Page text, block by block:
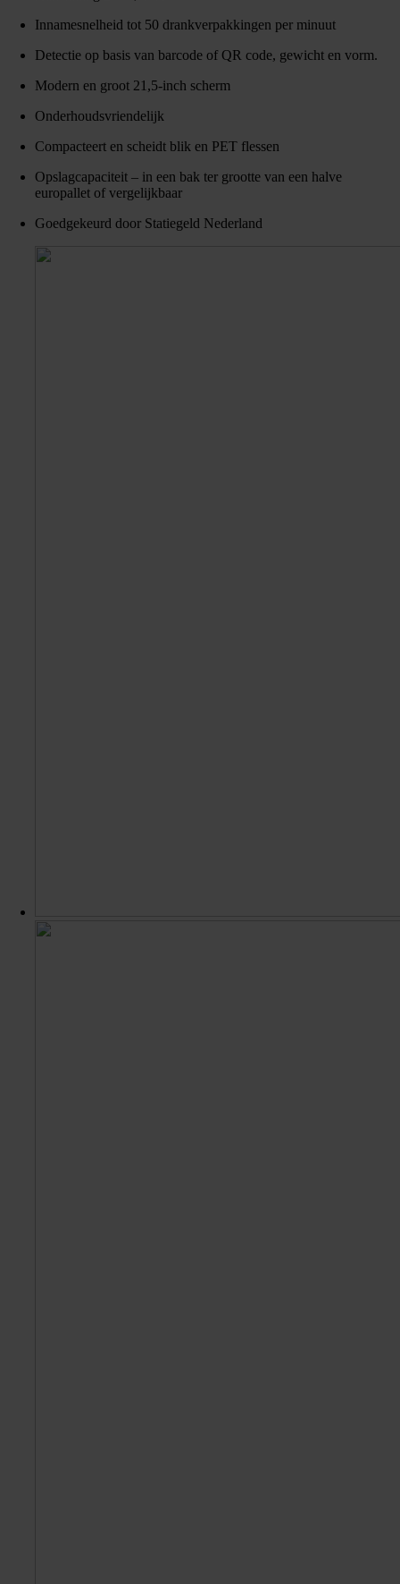
Innamesnelheid tot 50 drankverpakkingen per minuut
Detectie op basis van barcode of QR code, gewicht en vorm.
Modern en groot 21,5-inch scherm
Onderhoudsvriendelijk
Compacteert en scheidt blik en PET flessen
Opslagcapaciteit – in een bak ter grootte van een halve
europallet of vergelijkbaar
Goedgekeurd door Statiegeld Nederland